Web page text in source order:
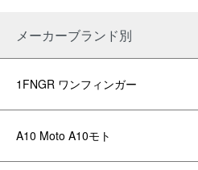
メーカーブランド別
1FNGR ワンフィンガー
A10 Moto A10モト